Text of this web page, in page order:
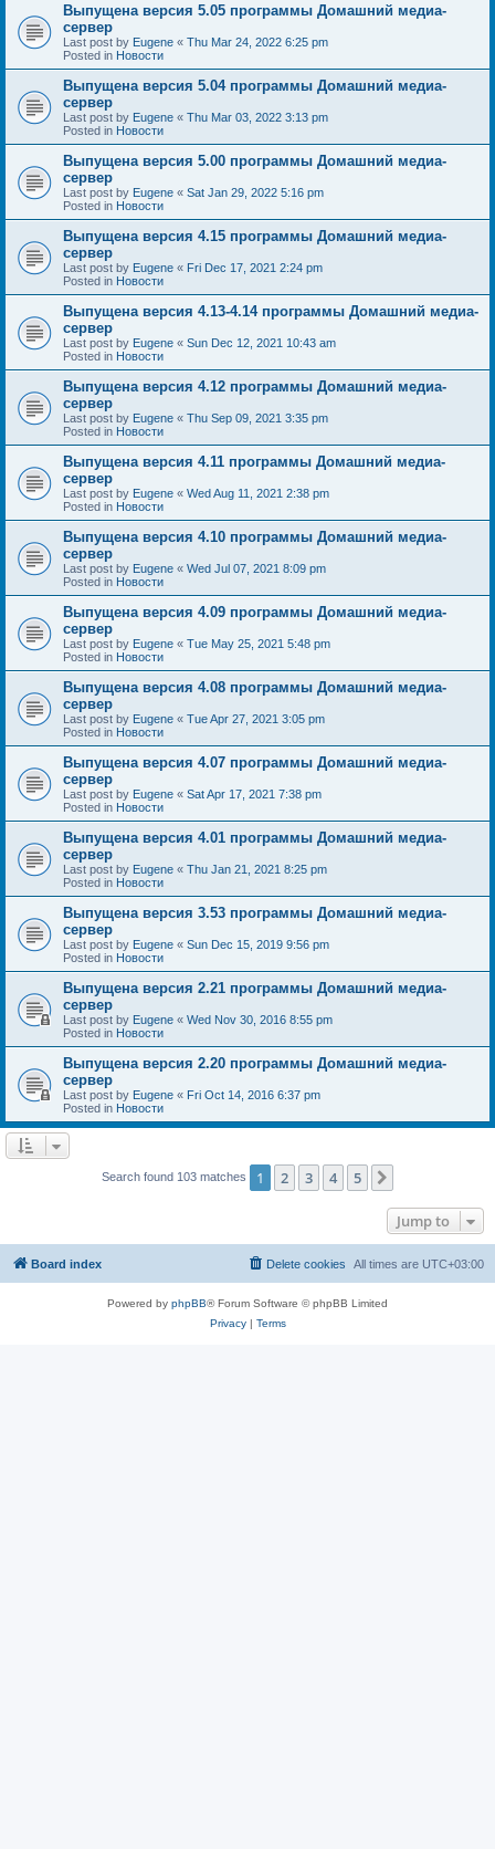
Выпущена версия 5.05 программы Домашний медиа-
сервер
Last post by Eugene « Thu Mar 24, 2022 6:25 pm
Posted in Новости
Выпущена версия 5.04 программы Домашний медиа-
сервер
Last post by Eugene « Thu Mar 03, 2022 3:13 pm
Posted in Новости
Выпущена версия 5.00 программы Домашний медиа-
сервер
Last post by Eugene « Sat Jan 29, 2022 5:16 pm
Posted in Новости
Выпущена версия 4.15 программы Домашний медиа-
сервер
Last post by Eugene « Fri Dec 17, 2021 2:24 pm
Posted in Новости
Выпущена версия 4.13-4.14 программы Домашний медиа-
сервер
Last post by Eugene « Sun Dec 12, 2021 10:43 am
Posted in Новости
Выпущена версия 4.12 программы Домашний медиа-
сервер
Last post by Eugene « Thu Sep 09, 2021 3:35 pm
Posted in Новости
Выпущена версия 4.11 программы Домашний медиа-
сервер
Last post by Eugene « Wed Aug 11, 2021 2:38 pm
Posted in Новости
Выпущена версия 4.10 программы Домашний медиа-
сервер
Last post by Eugene « Wed Jul 07, 2021 8:09 pm
Posted in Новости
Выпущена версия 4.09 программы Домашний медиа-
сервер
Last post by Eugene « Tue May 25, 2021 5:48 pm
Posted in Новости
Выпущена версия 4.08 программы Домашний медиа-
сервер
Last post by Eugene « Tue Apr 27, 2021 3:05 pm
Posted in Новости
Выпущена версия 4.07 программы Домашний медиа-
сервер
Last post by Eugene « Sat Apr 17, 2021 7:38 pm
Posted in Новости
Выпущена версия 4.01 программы Домашний медиа-
сервер
Last post by Eugene « Thu Jan 21, 2021 8:25 pm
Posted in Новости
Выпущена версия 3.53 программы Домашний медиа-
сервер
Last post by Eugene « Sun Dec 15, 2019 9:56 pm
Posted in Новости
Выпущена версия 2.21 программы Домашний медиа-
сервер
Last post by Eugene « Wed Nov 30, 2016 8:55 pm
Posted in Новости
Выпущена версия 2.20 программы Домашний медиа-
сервер
Last post by Eugene « Fri Oct 14, 2016 6:37 pm
Posted in Новости
Search found 103 matches 1 2 3 4 5
Jump to
Board index All times are UTC+03:00
Delete cookies
Powered by phpBB® Forum Software © phpBB Limited
Privacy| Terms